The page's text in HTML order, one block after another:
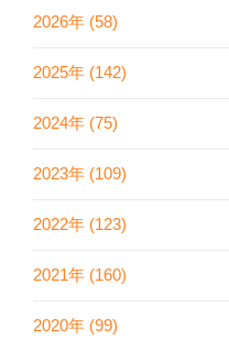
2026年 (58)
2025年 (142)
2024年 (75)
2023年 (109)
2022年 (123)
2021年 (160)
2020年 (99)